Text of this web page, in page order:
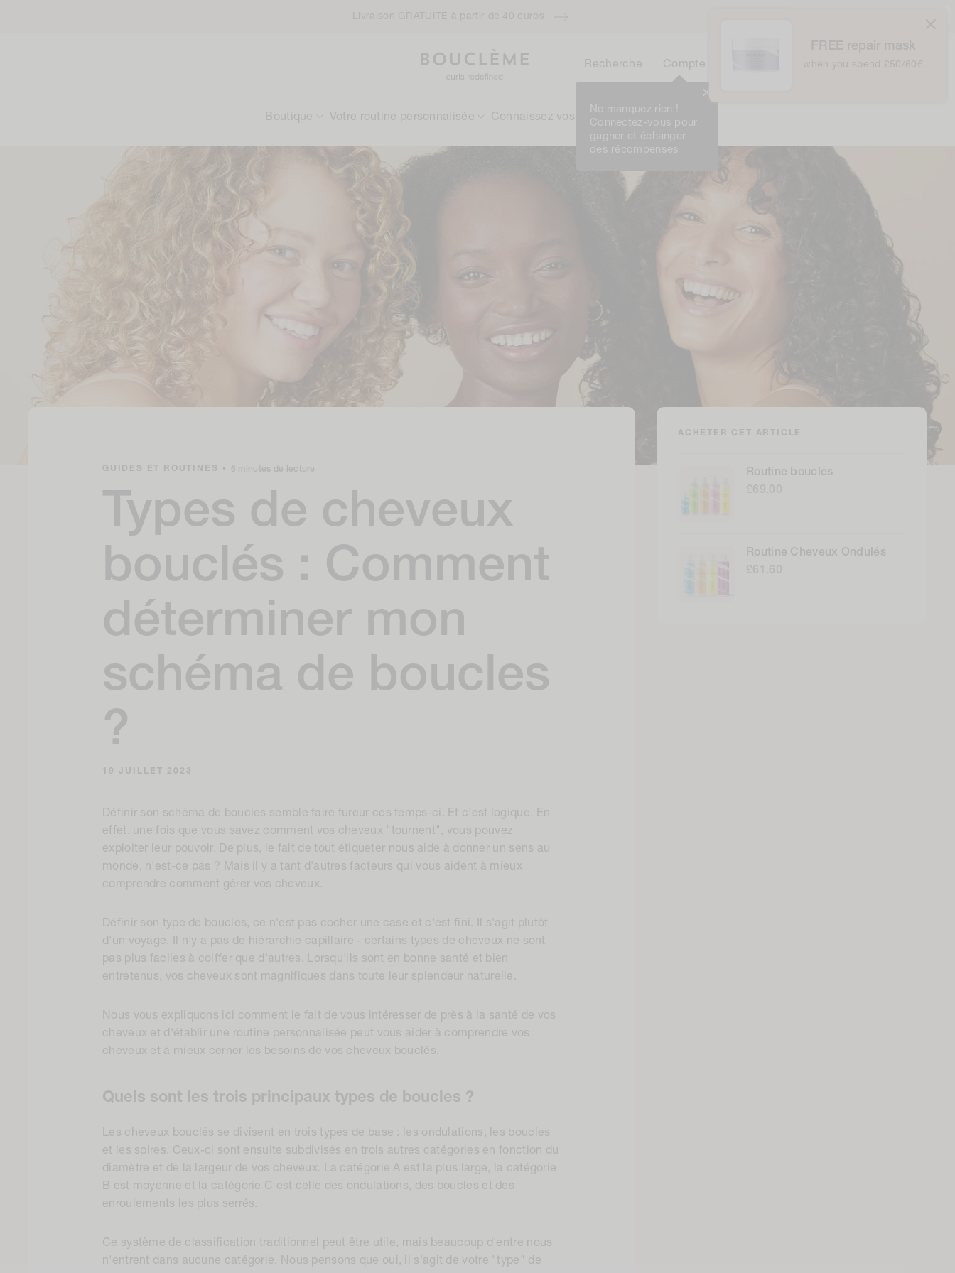
Livraison GRATUITE à partir de 40 euros
Boutique Votre routine personnalisée Connaissez vos boucles
Recherche Compte
Ne manquez rien !
Connectez-vous pour
gagner et échanger
des récompenses
GUIDES ET ROUTINES • 6 minutes de lecture
Types de cheveux
bouclés : Comment
déterminer mon
schéma de boucles
?
19 JUILLET 2023
Définir son schéma de boucles semble faire fureur ces temps-ci. Et c'est logique. En
effet, une fois que vous savez comment vos cheveux "tournent", vous pouvez
exploiter leur pouvoir. De plus, le fait de tout étiqueter nous aide à donner un sens au
monde, n'est-ce pas ? Mais il y a tant d'autres facteurs qui vous aident à mieux
comprendre comment gérer vos cheveux.
Définir son type de boucles, ce n'est pas cocher une case et c'est fini. Il s'agit plutôt
d'un voyage. Il n'y a pas de hiérarchie capillaire - certains types de cheveux ne sont
pas plus faciles à coiffer que d'autres. Lorsqu'ils sont en bonne santé et bien
entretenus, vos cheveux sont magnifiques dans toute leur splendeur naturelle.
Nous vous expliquons ici comment le fait de vous intéresser de près à la santé de vos
cheveux et d'établir une routine personnalisée peut vous aider à comprendre vos
cheveux et à mieux cerner les besoins de vos cheveux bouclés.
Quels sont les trois principaux types de boucles ?
Les cheveux bouclés se divisent en trois types de base : les ondulations, les boucles
et les spires. Ceux-ci sont ensuite subdivisés en trois autres catégories en fonction du
diamètre et de la largeur de vos cheveux. La catégorie A est la plus large, la catégorie
B est moyenne et la catégorie C est celle des ondulations, des boucles et des
enroulements les plus serrés.
Ce système de classification traditionnel peut être utile, mais beaucoup d'entre nous
n'entrent dans aucune catégorie. Nous pensons que oui, il s'agit de votre "type" de
ACHETER CET ARTICLE
Routine boucles
Routine Cheveux Ondulés